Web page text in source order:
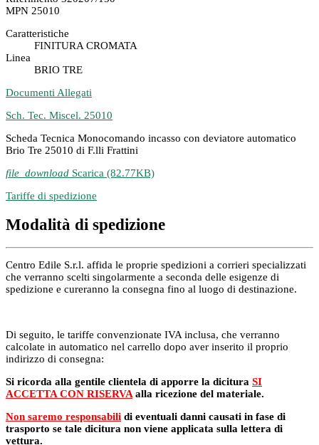
MPN 25010
Caratteristiche
FINITURA CROMATA
Linea
BRIO TRE
Documenti Allegati
Sch. Tec. Miscel. 25010
Scheda Tecnica Monocomando incasso con deviatore automatico
Brio Tre 25010 di F.lli Frattini
file_download Scarica (82.77KB)
Tariffe di spedizione
Modalità di spedizione
Centro Edile S.r.l. affida le proprie spedizioni a corrieri specializzati
che verranno scelti singolarmente a seconda delle esigenze di
spedizione e cureranno la consegna fino al luogo di destinazione.
Di seguito, le tariffe convenzionate IVA inclusa, che verranno
calcolate in automatico nel carrello dopo aver inserito il proprio
indirizzo di consegna:
Si ricorda alla gentile clientela di apporre la dicitura SI
ACCETTA CON RISERVA alla ricezione del materiale.
Non saremo responsabili di eventuali danni causati in fase di
trasporto se tale dicitura non viene applicata sulla lettera di
vettura.